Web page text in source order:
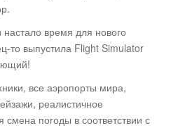
время для нового
то выпустила Flight Simulator
все аэропорты мира,
реалистичное
погоды в соответствии с